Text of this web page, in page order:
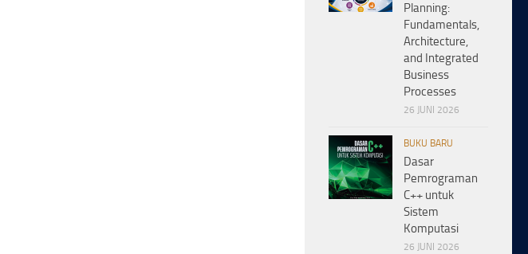
Planning:
Fundamentals,
Architecture,
and Integrated
Business
Processes
26 JUNI 2026
BUKU BARU
Dasar
Pemrograman
C++ untuk
Sistem
Komputasi
26 JUNI 2026